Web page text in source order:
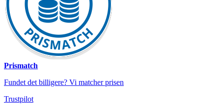
Prismatch
Fundet det billigere? Vi matcher prisen
Trustpilot